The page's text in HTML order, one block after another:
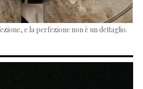
e la perfezione non è un dettaglio.